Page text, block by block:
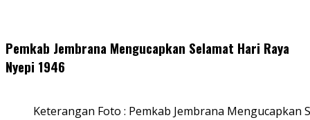
Pemkab Jembrana Mengucapkan Selamat Hari Raya
Nyepi 1946
Keterangan Foto : Pemkab Jembrana Mengucapkan